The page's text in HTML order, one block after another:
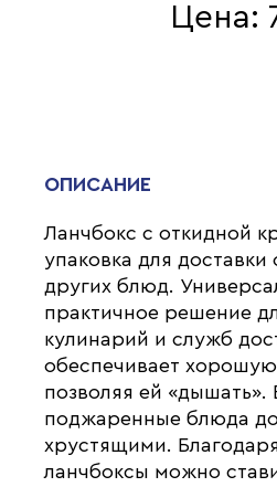
Цена:
ОПИСАНИЕ
Ланчбокс с откидной
упаковка для
других блюд.
практичное решение
кулинарий и служб
обеспечивает
позволяя ей «дышать».
поджаренные блюда
хрустящими.
ланчбоксы можно